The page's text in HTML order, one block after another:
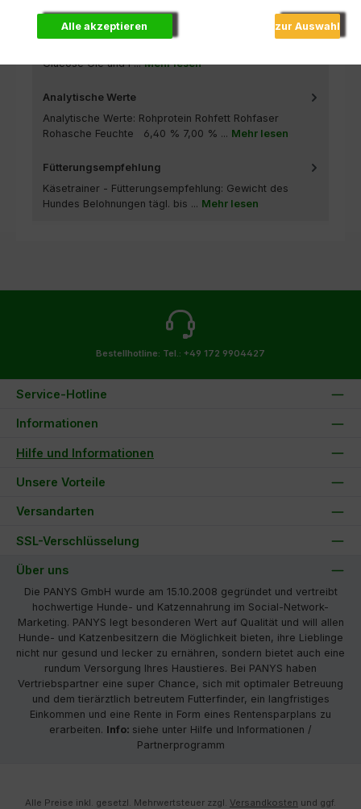
Zusammensetzung
Glucose Öle und F...Mehr lesen
Analytische Werte
Analytische Werte: Rohprotein Rohfett Rohfaser
Rohasche Feuchte 6,40 % 7,00 % ... Mehr lesen
Fütterungsempfehlung
Käsetrainer - Fütterungsempfehlung: Gewicht des
Hundes Belohnungen tägl. bis ... Mehr lesen
Bestellhotline: Tel.: +49 172 9904427
Service-Hotline
Informationen
Hilfe und Informationen
Unsere Vorteile
Versandarten
SSL-Verschlüsselung
Über uns
Die PANYS GmbH wurde am 15.10.2008 gegründet und vertreibt
hochwertige Hunde- und Katzennahrung im Social-Network-
Marketing. PANYS legt besonderen Wert auf Qualität und will allen
Hunde- und Katzenbesitzern die Möglichkeit bieten, ihre Lieblinge
nicht nur gesund und lecker zu ernähren, sondern bietet auch eine
rundum Versorgung Ihres Haustieres. Bei PANYS haben
Vertriebspartner eine super Chance, sich mit optimaler Betreuung
und dem tierärztlich betreutem Futterfinder, ein langfristiges
Einkommen und eine Rente in Form eines Rentensparplans zu
erarbeiten. Info: siehe unter Hilfe und Informationen /
Partnerprogramm
Alle Preise inkl. gesetzl. Mehrwertsteuer zzgl. Versandkosten und ggf.
Alle akzeptieren zur Auswahl